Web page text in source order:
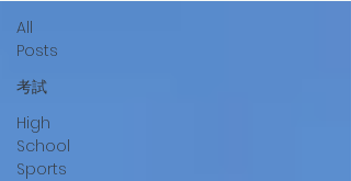
All
Posts
考試
High
School
Sports